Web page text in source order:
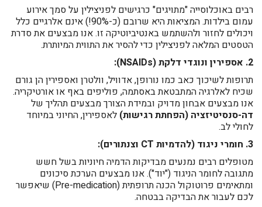
רבים באוכלוסייה "מתויגים" כרגישים לפניצילין על סמך אירוע
עמום בילדות. המציאות היא שרובם (כ-90%!) אינם אלרגיים כלל
ויכולים לחזור ולהשתמש באנטיביוטיקה זו. אנו מבצעים את סדרת
הטסטים המלאה לפניצילין כדי להסיר את התווית המיותרת.
2. אספירין ונוגדי דלקת (NSAIDs):
תרופות לשיכוך כאב כמו נורופן, אדוויל, וולטרן ואספירין הן גורם
שכיח לאלרגיה המתבטאת באסתמה, פוליפים באף או אורטיקריה.
אנו מבצעים אבחון מדויק ובמידת הצורך מבצעים תהליך של
דה-סנסיטיזציה (הפחתת רגישות) לאספירין, החיוני במיוחד
לחולי לב.
3. חומרי ניגוד (להדמיות CT וצנתורים):
מטופלים רבים נמנעים מבדיקות הדמיה חיוניות בשל חשש
מתגובה לחומר הניגוד ("יוד"). אנו מבצעים הערכת סיכונים
ומתאימים פרוטוקול הכנה תרופתית (Pre-medication) שיאפשר
לכם לעבור את הבדיקה בבטחה.